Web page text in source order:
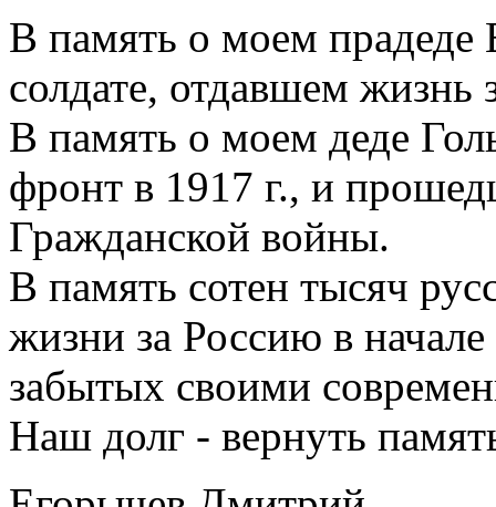
В память о моем прадеде
солдате, отдавшем жизнь
В память о моем деде
фронт в 1917 г., и
Гражданской войны.
В память сотен тысяч
жизни за Россию в начале
забытых своими
Наш долг - вернуть